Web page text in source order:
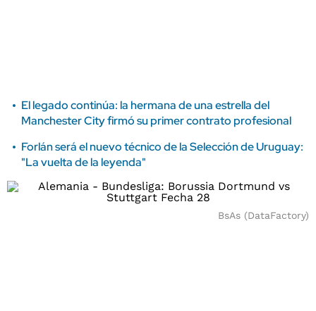
El legado continúa: la hermana de una estrella del
Manchester City firmó su primer contrato profesional
Forlán será el nuevo técnico de la Selección de Uruguay:
"La vuelta de la leyenda"
BsAs (DataFactory)